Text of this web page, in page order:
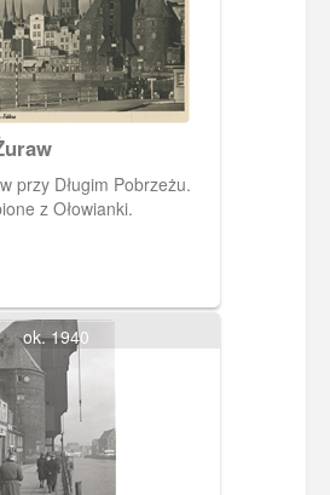
przy Długim Pobrzeżu.
z Ołowianki.
ok. 1940